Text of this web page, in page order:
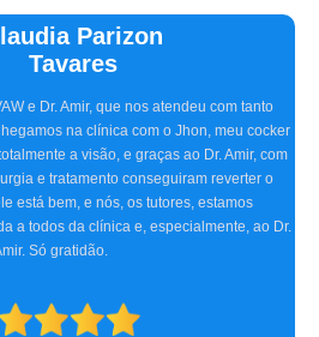
nosso pet, o Ozzy, ficava com o olho
O Doutor Amir, na primeira consulta,
os remédios necessários, e realizamos dois
com excelência. O atendimento e
desde a primeira consulta até o pós-
para consultas oftalmológicas e qualquer
que atendam.